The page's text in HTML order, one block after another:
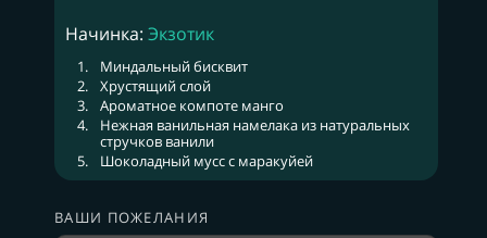
Начинка: Экзотик
Миндальный бисквит
Хрустящий слой
Ароматное компоте манго
Нежная ванильная намелака из натуральных
стручков ванили
Шоколадный мусс с маракуйей
ВАШИ ПОЖЕЛАНИЯ